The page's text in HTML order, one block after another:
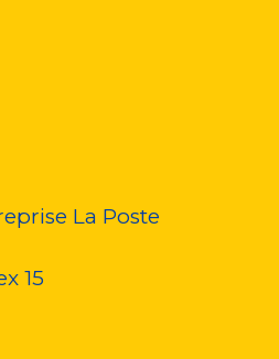
La Poste
15